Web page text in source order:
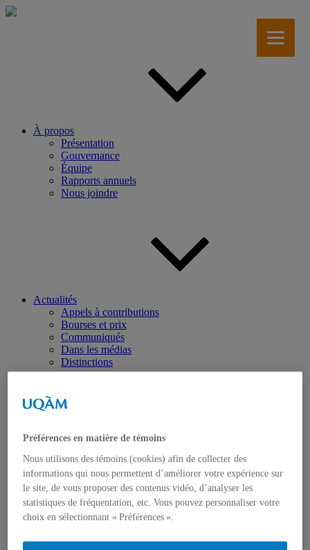
Aller
À propos
Présentation
Gouvernance
Équipe
Rapports annuels
Nous joindre
Actualités
Appels à contributions
Bourses et prix
Communiqués
Dans les médias
Distinctions
Activités
Événements à venir
Archives et bilans
Colloque international CRISES
Perspectives et dialogue
Préférences en matière de témoins
Nous utilisons des témoins (cookies) afin de collecter des
informations qui nous permettent d’améliorer votre expérience sur
le site, de vous proposer des contenus vidéo, d’analyser les
statistiques de fréquentation, etc. Vous pouvez personnaliser votre
choix en sélectionnant « Préférences ».